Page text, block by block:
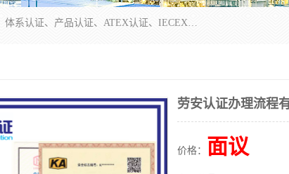
本公司专业从事全国：防爆认证、煤安认证、劳安认证、体系认证、产品认证、ATEX认证、IECEX认证、消防产品认证、生产认可证、验厂指导、认证技术支持、企业管理策划等一站式咨询服务。 用我们的智慧、经验、真诚与勤恳，分享成长的喜悦！ 全国24小时咨询热线：* 认证咨询：张老师（全国*）
劳安认证办理流程
价格： 面议